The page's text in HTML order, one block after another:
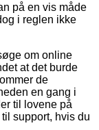
på en vis måde
i reglen ikke
om online
at det burde
de
en gang i
til lovene på
support, hvis du